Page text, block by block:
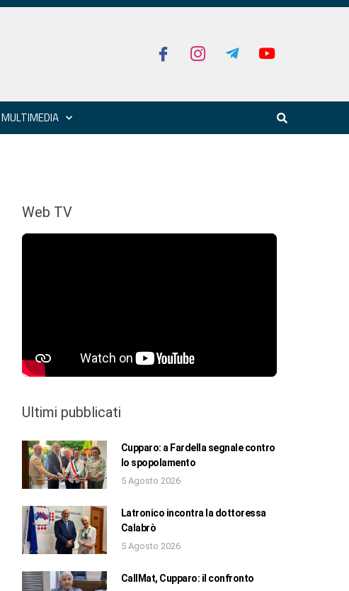
MULTIMEDIA
Web TV
Ultimi pubblicati
Cupparo: a Fardella segnale contro
lo spopolamento
5 Agosto 2026
Latronico incontra la dottoressa
Calabrò
5 Agosto 2026
CallMat, Cupparo: il confronto